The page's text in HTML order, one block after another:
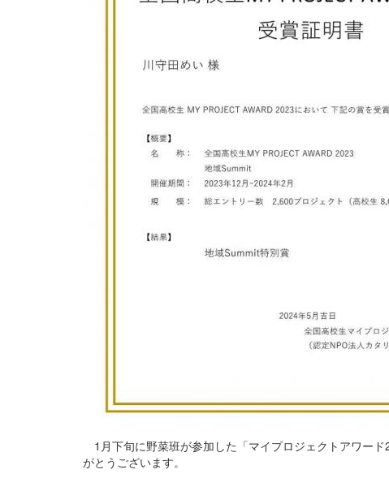
1月下旬に野菜班が参加した「マイプロジェクトアワー
がとうございます。